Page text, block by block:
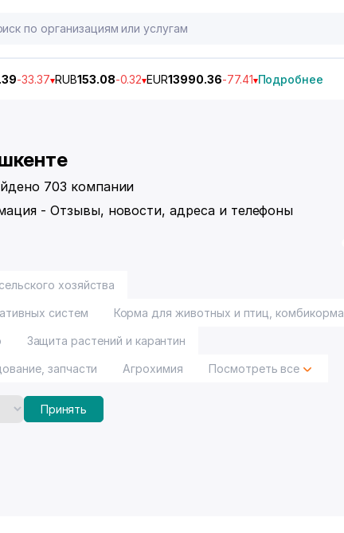
-33.37 RUB153.08-0.32 EUR13990.36-77.41 Подробнее
703 компании
- Отзывы, новости, адреса и телефоны
хозяйства
систем Корма для животных и птиц, комбикорма
Защита растений и карантин
запчасти Агрохимия Посмотреть все
Принять